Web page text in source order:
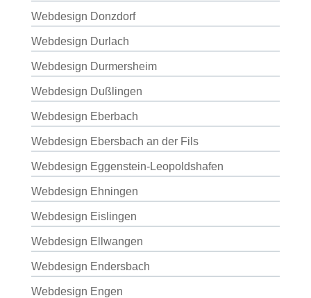
Webdesign Donzdorf
Webdesign Durlach
Webdesign Durmersheim
Webdesign Dußlingen
Webdesign Eberbach
Webdesign Ebersbach an der Fils
Webdesign Eggenstein-Leopoldshafen
Webdesign Ehningen
Webdesign Eislingen
Webdesign Ellwangen
Webdesign Endersbach
Webdesign Engen